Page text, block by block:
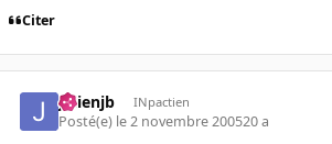
Citer
julienjb INpactien
Posté(e) le 2 novembre 200520 a